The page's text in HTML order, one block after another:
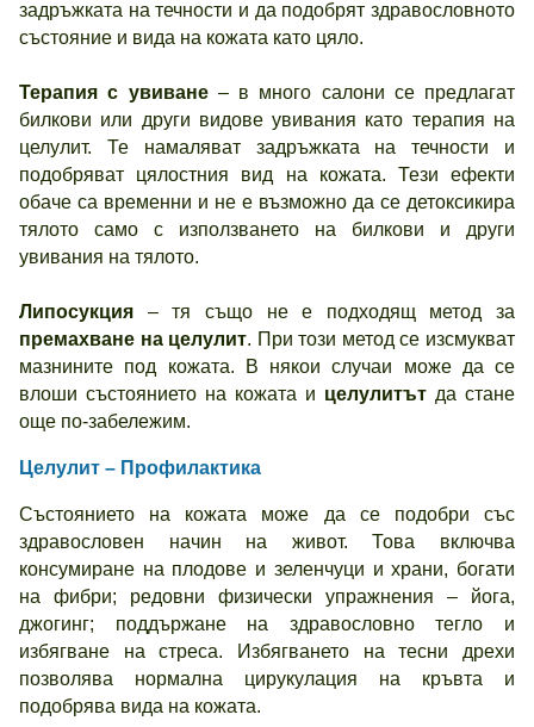
задръжката на течности и да подобрят здравословното
състояние и вида на кожата като цяло.
Терапия с увиване – в много салони се предлагат
билкови или други видове увивания като терапия на
целулит. Те намаляват задръжката на течности и
подобряват цялостния вид на кожата. Тези ефекти
обаче са временни и не е възможно да се детоксикира
тялото само с използването на билкови и други
увивания на тялото.
Липосукция – тя също не е подходящ метод за
премахване на целулит. При този метод се изсмукват
мазнините под кожата. В някои случаи може да се
влоши състоянието на кожата и целулитът да стане
още по-забележим.
Целулит – Профилактика
Състоянието на кожата може да се подобри със
здравословен начин на живот. Това включва
консумиране на плодове и зеленчуци и храни, богати
на фибри; редовни физически упражнения – йога,
джогинг; поддържане на здравословно тегло и
избягване на стреса. Избягването на тесни дрехи
позволява нормална цирукулация на кръвта и
подобрява вида на кожата.